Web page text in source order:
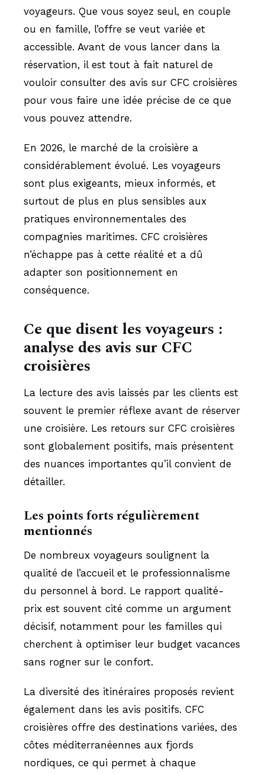
voyageurs. Que vous soyez seul, en couple
ou en famille, l’offre se veut variée et
accessible. Avant de vous lancer dans la
réservation, il est tout à fait naturel de
vouloir consulter des avis sur CFC croisières
pour vous faire une idée précise de ce que
vous pouvez attendre.
En 2026, le marché de la croisière a
considérablement évolué. Les voyageurs
sont plus exigeants, mieux informés, et
surtout de plus en plus sensibles aux
pratiques environnementales des
compagnies maritimes. CFC croisières
n’échappe pas à cette réalité et a dû
adapter son positionnement en
conséquence.
Ce que disent les voyageurs :
analyse des avis sur CFC
croisières
La lecture des avis laissés par les clients est
souvent le premier réflexe avant de réserver
une croisière. Les retours sur CFC croisières
sont globalement positifs, mais présentent
des nuances importantes qu’il convient de
détailler.
Les points forts régulièrement
mentionnés
De nombreux voyageurs soulignent la
qualité de l’accueil et le professionnalisme
du personnel à bord. Le rapport qualité-
prix est souvent cité comme un argument
décisif, notamment pour les familles qui
cherchent à optimiser leur budget vacances
sans rogner sur le confort.
La diversité des itinéraires proposés revient
également dans les avis positifs. CFC
croisières offre des destinations variées, des
côtes méditerranéennes aux fjords
nordiques, ce qui permet à chaque